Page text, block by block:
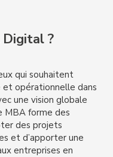
Digital ?
qui souhaitent
opérationnelle dans
une vision globale
MBA forme des
des projets
et d’apporter une
entreprises en